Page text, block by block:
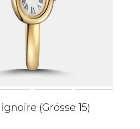
(Grösse 15)